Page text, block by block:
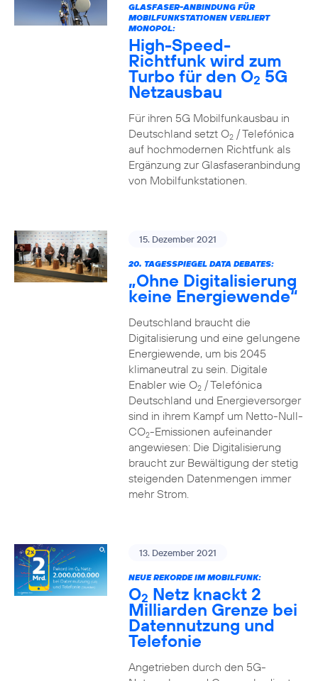
GLASFASER-ANBINDUNG FÜR
MOBILFUNKSTATIONEN VERLIERT
MONOPOL:
High-Speed-
Richtfunk wird zum
Turbo für den O2 5G
Netzausbau
Für ihren 5G Mobilfunkausbau in
Deutschland setzt O2/ Telefónica
auf hochmodernen Richtfunk als
Ergänzung zur Glasfaseranbindung
von Mobilfunkstationen.
15. Dezember 2021
20. TAGESSPIEGEL DATA DEBATES:
„Ohne Digitalisierung
keine Energiewende“
Deutschland braucht die
Digitalisierung und eine gelungene
Energiewende, um bis 2045
klimaneutral zu sein. Digitale
Enabler wie O2/ Telefónica
Deutschland und Energieversorger
sind in ihrem Kampf um Netto-Null-
CO2-Emissionen aufeinander
angewiesen: Die Digitalisierung
braucht zur Bewältigung der stetig
steigenden Datenmengen immer
mehr Strom.
13. Dezember 2021
NEUE REKORDE IM MOBILFUNK:
O2 Netz knackt 2
Milliarden Grenze bei
Datennutzung und
Telefonie
Angetrieben durch den 5G-